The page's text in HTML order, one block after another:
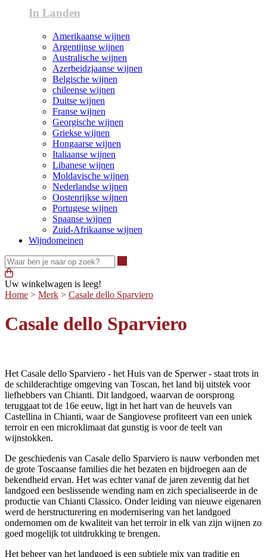
In Landen
Amerikaanse wijnen
Argentijnse wijnen
Australische wijnen
Azerbeidzjaanse wijnen
Belgische wijnen
chileense wijnen
Duitse wijnen
Franse wijnen
Georgische wijnen
Griekse wijnen
Hongaarse wijnen
Italiaanse wijnen
Libanese wijnen
Moldavische wijnen
Nederlandse wijnen
Oostenrijkse wijnen
Portugese wijnen
Spaanse wijnen
Zuid-Afrikaanse wijnen
Wijndomeinen
Uw winkelwagen is leeg!
Home > Merk > Casale dello Sparviero
Casale dello Sparviero
Het Casale dello Sparviero - het Huis van de Sperwer - staat trots in
de schilderachtige omgeving van Toscan, het land bij uitstek voor
liefhebbers van Chianti. Dit landgoed, waarvan de oorsprong
teruggaat tot de 16e eeuw, ligt in het hart van de heuvels van
Castellina in Chianti, waar de Sangiovese profiteert van een uniek
terroir en een microklimaat dat gunstig is voor de teelt van
wijnstokken.
De geschiedenis van Casale dello Sparviero is nauw verbonden met
de grote Toscaanse families die het bezaten en bijdroegen aan de
bekendheid ervan. Het was echter vanaf de jaren zeventig dat het
landgoed een beslissende wending nam en zich specialiseerde in de
productie van Chianti Classico. Onder leiding van nieuwe eigenaren
werd de herstructurering en modernisering van het landgoed
ondernomen om de kwaliteit van het terroir in elk van zijn wijnen zo
goed mogelijk tot uitdrukking te brengen.
Het beheer van het landgoed is een subtiele mix van traditie en